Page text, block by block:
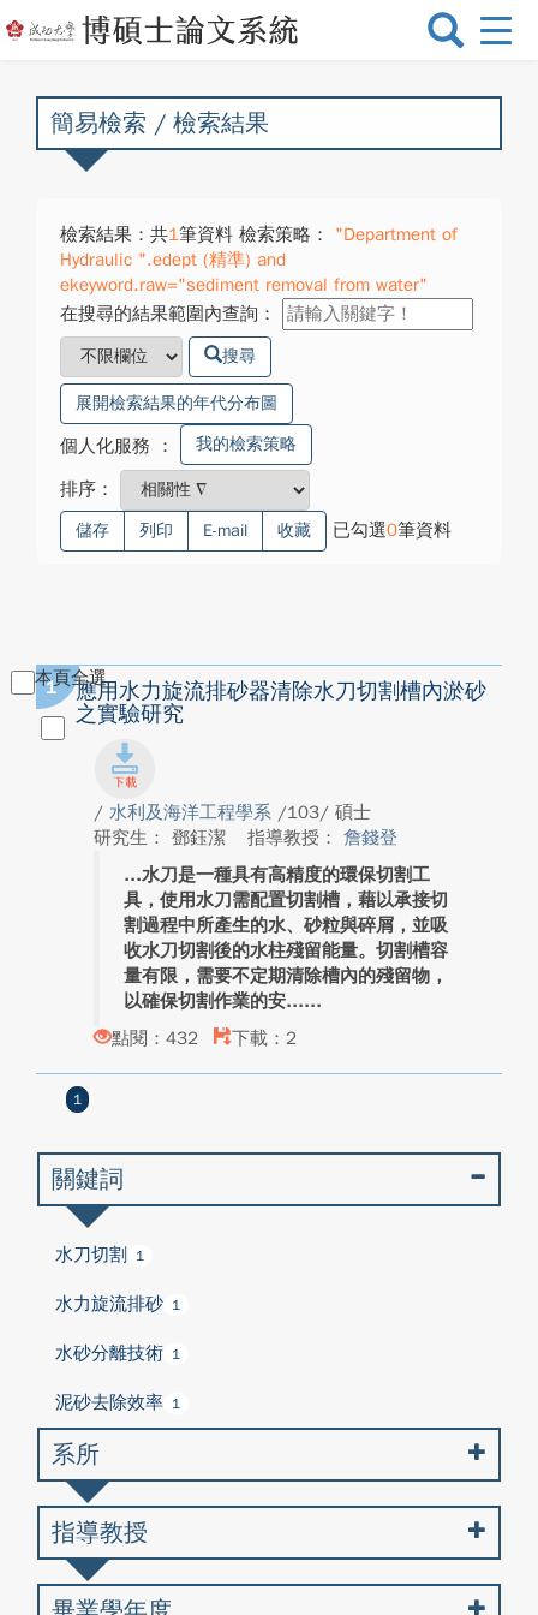
選
換
簡易檢索 / 檢索結果
檢索結果：共1筆資料 檢索策略：
"Department of
Hydraulic ".edept (精準) and
ekeyword.raw="sediment removal from water"
在搜尋的結果範圍內查詢：
搜尋
展開檢索結果的年代分布圖
個人化服務 ： 我的檢索策略
排序：
儲存 列印 E-mail 收藏 已勾選0筆資料
本頁全選
1
應用水力旋流排砂器清除水刀切割槽內淤砂
之實驗研究
/ 水利及海洋工程學系 /103/ 碩士
研究生： 鄧鈺潔
指導教授： 詹錢登
水刀是一種具有高精度的環保切割工
具，使用水刀需配置切割槽，藉以承接切
割過程中所產生的水、砂粒與碎屑，並吸
收水刀切割後的水柱殘留能量。切割槽容
量有限，需要不定期清除槽內的殘留物，
以確保切割作業的安...
點閱：432
下載：2
1
關鍵詞
水刀切割 1
水力旋流排砂 1
水砂分離技術 1
泥砂去除效率 1
系所
指導教授